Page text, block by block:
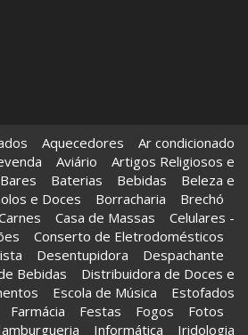
Aquecedores
Ar condicionado
Aviário
Artigos Religiosos e
Bares Baterias Bebidas
Beleza e
e Doces Borracharia
Brechó
Casa de Massas
Celulares -
Conserto de Eletrodomésticos
Desentupidora
Despachante
Bebidas
Distribuidora de Doces e
Escola de Música
Estofados
Farmácia Festas Fogos
Fotos
Informática Iridologia